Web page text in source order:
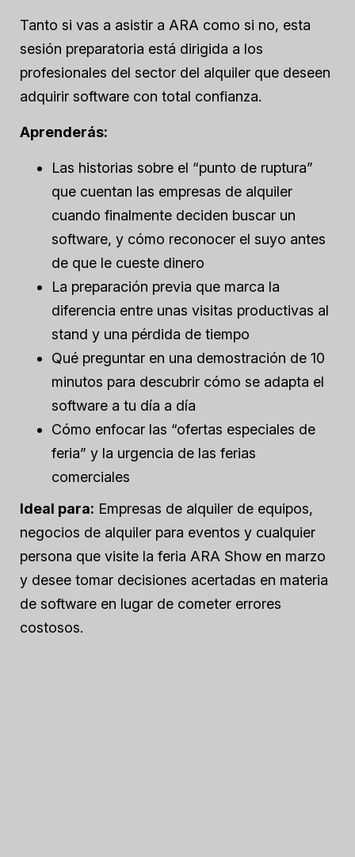
Tanto si vas a asistir a ARA como si no, esta
sesión preparatoria está dirigida a los
profesionales del sector del alquiler que deseen
adquirir software con total confianza.
Aprenderás:
Las historias sobre el “punto de ruptura”
que cuentan las empresas de alquiler
cuando finalmente deciden buscar un
software, y cómo reconocer el suyo antes
de que le cueste dinero
La preparación previa que marca la
diferencia entre unas visitas productivas al
stand y una pérdida de tiempo
Qué preguntar en una demostración de 10
minutos para descubrir cómo se adapta el
software a tu día a día
Cómo enfocar las “ofertas especiales de
feria” y la urgencia de las ferias
comerciales
Ideal para: Empresas de alquiler de equipos,
negocios de alquiler para eventos y cualquier
persona que visite la feria ARA Show en marzo
y desee tomar decisiones acertadas en materia
de software en lugar de cometer errores
costosos.